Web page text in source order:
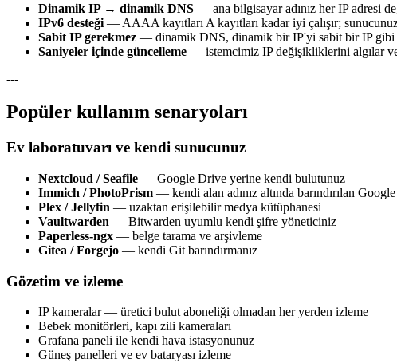
Dinamik IP → dinamik DNS — ana bilgisayar adınız her IP adresi
IPv6 desteği — AAAA kayıtları A kayıtları kadar iyi çalışır;
Sabit IP gerekmez — dinamik DNS, dinamik bir IP'yi sabit bir IP gibi
Saniyeler içinde güncelleme — istemcimiz IP değişikliklerini algılar
---
Popüler kullanım senaryoları
Ev laboratuvarı ve kendi sunucunuz
Nextcloud / Seafile — Google Drive yerine kendi bulutunuz
Immich / PhotoPrism — kendi alan adınız altında barındırılan
Plex / Jellyfin — uzaktan erişilebilir medya kütüphanesi
Vaultwarden — Bitwarden uyumlu kendi şifre yöneticiniz
Paperless-ngx — belge tarama ve arşivleme
Gitea / Forgejo — kendi Git barındırmanız
Gözetim ve izleme
IP kameralar — üretici bulut aboneliği olmadan her yerden izleme
Bebek monitörleri, kapı zili kameraları
Grafana paneli ile kendi hava istasyonunuz
Güneş panelleri ve ev bataryası izleme